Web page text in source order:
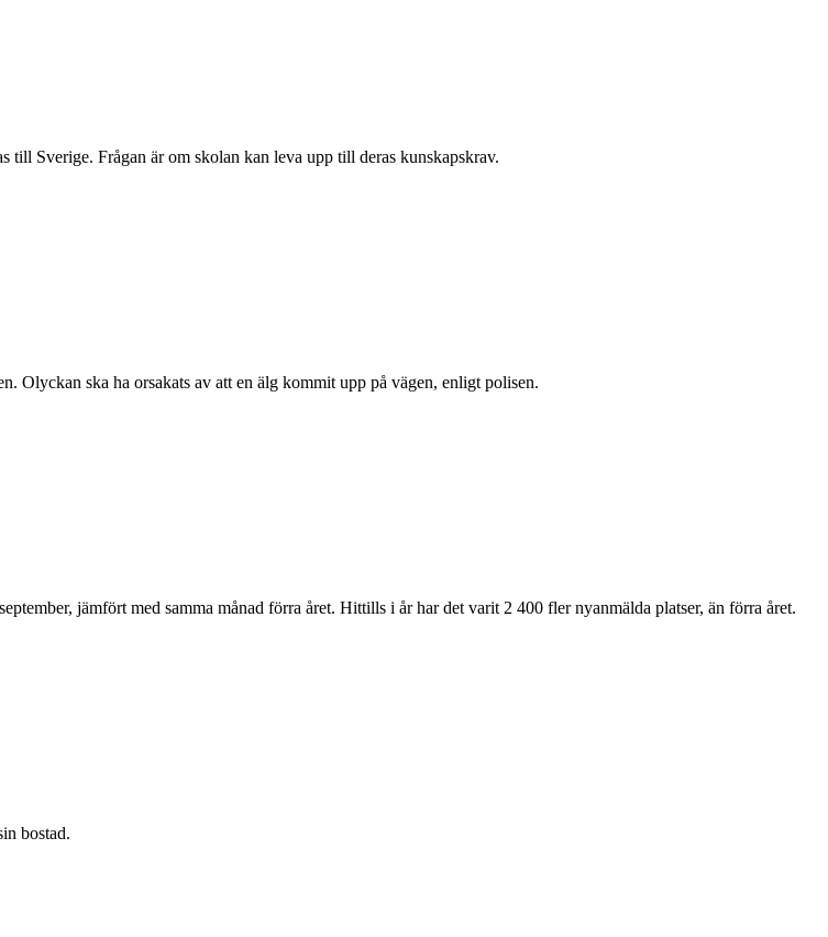
Sverige. Frågan är om skolan kan leva upp till deras kunskapskrav.
Olyckan ska ha orsakats av att en älg kommit upp på vägen, enligt polisen.
jämfört med samma månad förra året. Hittills i år har det varit 2 400 fler nyanmälda platser, än förra året.
bostad.